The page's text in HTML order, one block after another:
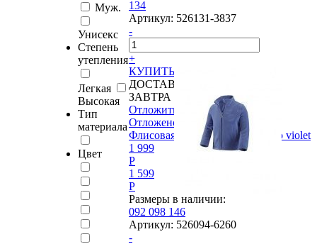
Муж.
Унисекс
Степень
утепления
Легкая
Высокая
Тип
материала
Цвет
134
Артикул: 526131-3837
-
+
КУПИТЬ
ДОСТАВИМ
ЗАВТРА
Отложить
Отложено
Флисовая куртка Reima®, Lento violet
1 999
P
1 599
P
Размеры в наличии:
092 098 146
Артикул: 526094-6260
-